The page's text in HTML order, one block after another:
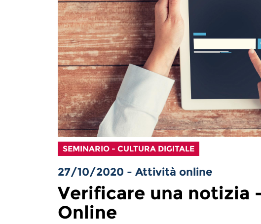
SEMINARIO - CULTURA DIGITALE
27/10/2020 - Attività online
Verificare una notizia
Online